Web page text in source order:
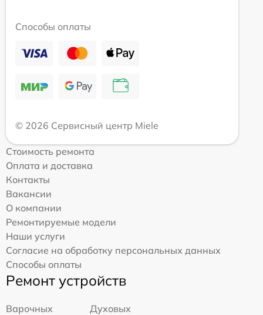
Способы оплаты
© 2026 Сервисный центр Miele
Стоимость ремонта
Оплата и доставка
Контакты
Вакансии
О компании
Ремонтируемые модели
Наши услуги
Согласие на обработку персональных данных
Способы оплаты
Ремонт устройств
Варочных
Духовых